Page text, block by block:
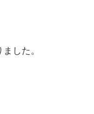
した。